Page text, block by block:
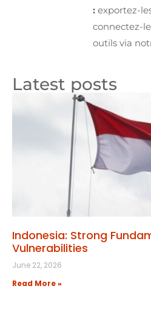
: exportez-
connectez-
outils via
Latest posts
Indonesia: Strong
Vulnerabilities
June 22, 2026
Read More »